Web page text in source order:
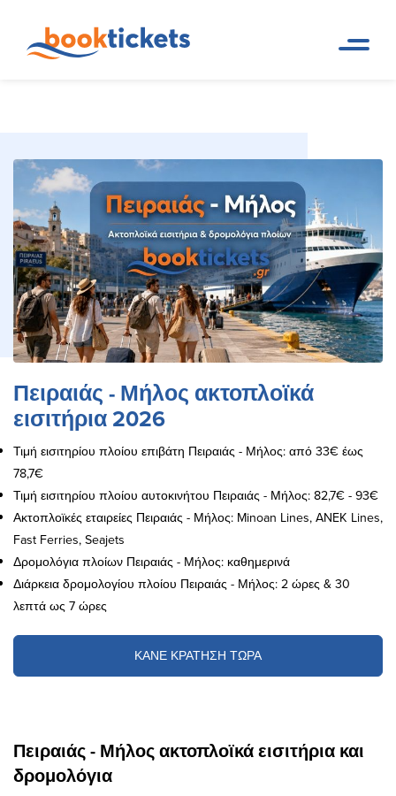
εισιτήρια πλοίων
Πειραιάς - Μήλος ακτοπλοϊκά
εισιτήρια 2026
Τιμή εισιτηρίου πλοίου επιβάτη Πειραιάς - Μήλος: από 33€ έως
78,7€
Τιμή εισιτηρίου πλοίου αυτοκινήτου Πειραιάς - Μήλος: 82,7€ - 93€
Ακτοπλοϊκές εταιρείες Πειραιάς - Μήλος: Minoan Lines, ANEK Lines,
Fast Ferries, Seajets
Δρομολόγια πλοίων Πειραιάς - Μήλος: καθημερινά
Διάρκεια δρομολογίου πλοίου Πειραιάς - Μήλος: 2 ώρες & 30
λεπτά ως 7 ώρες
ΚΑΝΕ ΚΡΑΤΗΣΗ ΤΩΡΑ
Πειραιάς - Μήλος ακτοπλοϊκά εισιτήρια και
δρομολόγια